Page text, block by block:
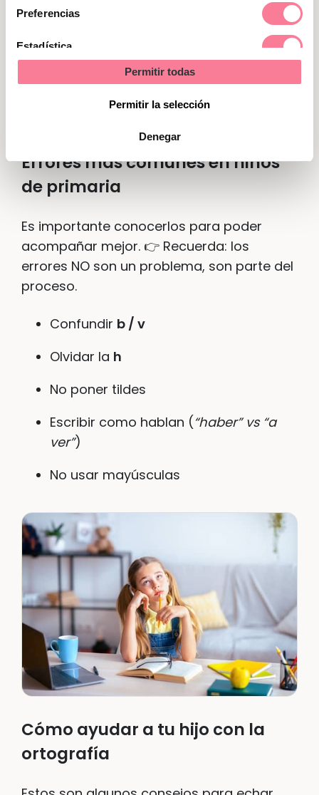
Preferencias
Estadística
Permitir todas
Permitir la selección
Denegar
las reglas ortográficas básicas que
DESCARGAR CUADERNILLO
Errores más comunes en niños
de primaria
Es importante conocerlos para poder
acompañar mejor. 👉 Recuerda: los
errores NO son un problema, son parte del
proceso.
Confundir b / v
Olvidar la h
No poner tildes
Escribir como hablan (“haber” vs “a
ver”)
No usar mayúsculas
Cómo ayudar a tu hijo con la
ortografía